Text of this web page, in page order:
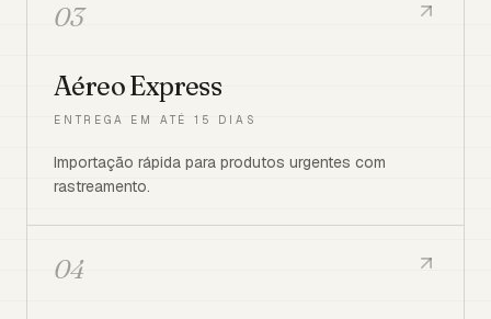
03
Aéreo Express
ENTREGA EM ATÉ 15 DIAS
Importação rápida para produtos urgentes com
rastreamento.
04